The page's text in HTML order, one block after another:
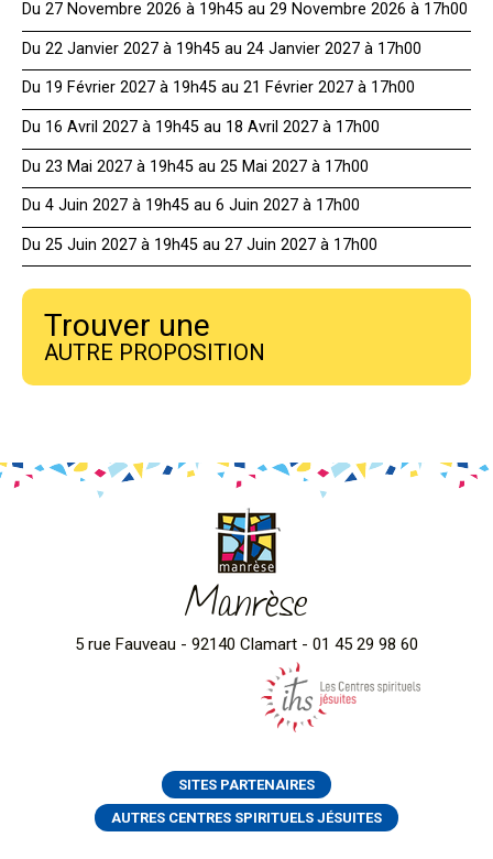
Du 27 Novembre 2026 à 19h45 au 29 Novembre 2026 à 17h00
Du 22 Janvier 2027 à 19h45 au 24 Janvier 2027 à 17h00
Du 19 Février 2027 à 19h45 au 21 Février 2027 à 17h00
Du 16 Avril 2027 à 19h45 au 18 Avril 2027 à 17h00
Du 23 Mai 2027 à 19h45 au 25 Mai 2027 à 17h00
Du 4 Juin 2027 à 19h45 au 6 Juin 2027 à 17h00
Du 25 Juin 2027 à 19h45 au 27 Juin 2027 à 17h00
Trouver une
AUTRE PROPOSITION
Manrèse
5 rue Fauveau - 92140 Clamart - 01 45 29 98 60
SITES PARTENAIRES
AUTRES CENTRES SPIRITUELS JÉSUITES